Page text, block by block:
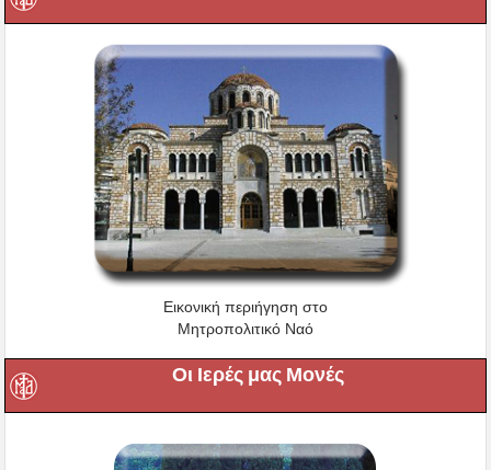
Εικονική περιήγηση στο
Μητροπολιτικό Ναό
Οι Ιερές μας Μονές